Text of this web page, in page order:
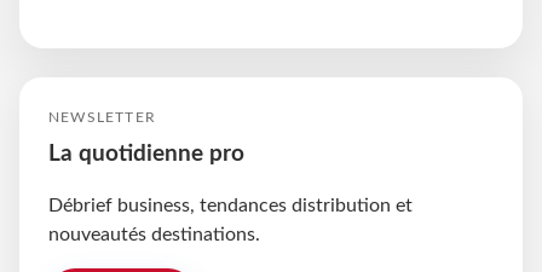
NEWSLETTER
La quotidienne pro
Débrief business, tendances distribution et
nouveautés destinations.